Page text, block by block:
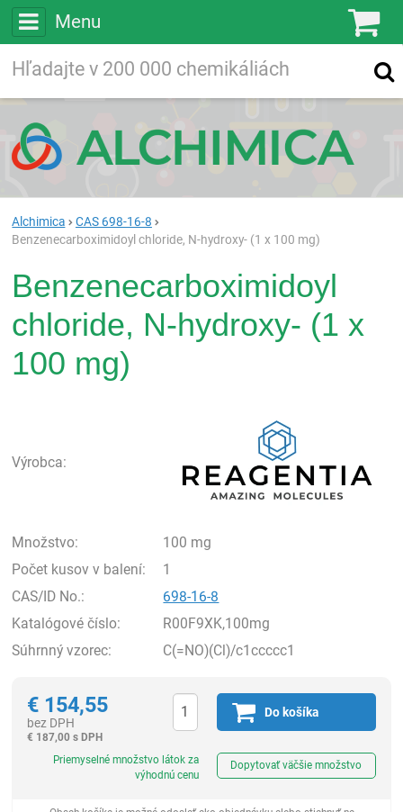
Menu
Vyhľadávanie
Alchimica
CAS 698-16-8
Benzenecarboximidoyl chloride, N-hydroxy- (1 x 100 mg)
Benzenecarboximidoyl
chloride, N-hydroxy- (1 x
100 mg)
Výrobca:
Množstvo:
100 mg
Počet kusov v balení:
1
CAS/ID No.:
698-16-8
Katalógové číslo:
R00F9XK,100mg
Súhrnný vzorec:
C(=NO)(Cl)/c1ccccc1
€ 154,55
bez DPH
€ 187,00 s DPH
Do košíka
Priemyselné množstvo látok za
výhodnú cenu
Dopytovať väčšie množstvo